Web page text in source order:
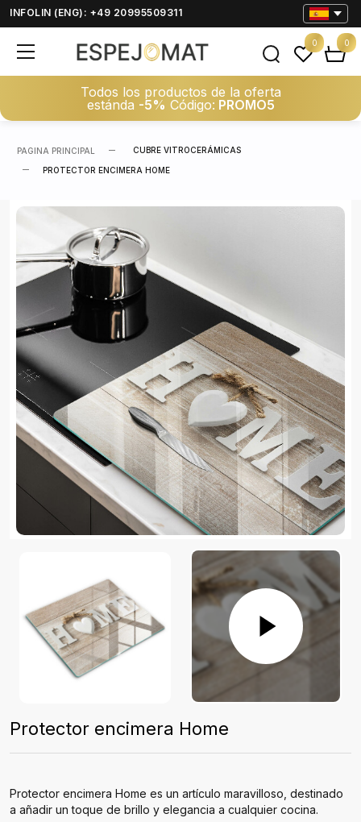
INFOLIN (ENG): +49 20995509311
Todos los productos de la oferta
estánda -5% Código: PROMO5
0 0
PAGINA PRINCIPAL CUBRE VITROCERÁMICAS
PROTECTOR ENCIMERA HOME
Protector encimera Home
Protector encimera Home es un artículo maravilloso, destinado
a añadir un toque de brillo y elegancia a cualquier cocina.